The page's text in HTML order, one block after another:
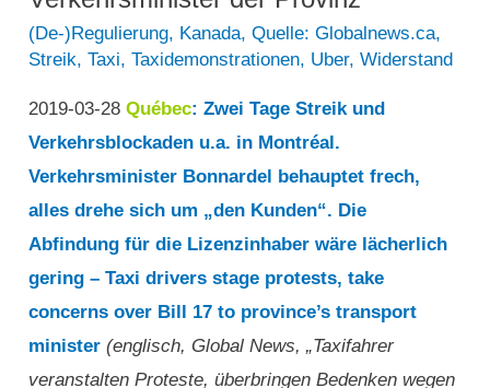
Anwendungen
zu
(De-)Regulierung, Kanada,Quelle: Globalnews.ca,
Streik,Taxi,Taxidemonstrationen, Uber,Widerstand
2019-03-28Québec: Zwei Tage Streik und
Verkehrsblockaden u.a. in Montréal.
Verkehrsminister Bonnardel behauptet frech,
alles drehe sich um „den Kunden“. Die
Abfindung für die Lizenzinhaber wäre lächerlich
gering – Taxi drivers stage protests, take
concerns over Bill 17 to province’s transport
minister (englisch, Global News, „Taxifahrer
veranstalten Proteste, überbringen Bedenken wegen